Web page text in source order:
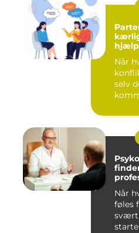
hjælp
Når
selv
Når
føles
svært